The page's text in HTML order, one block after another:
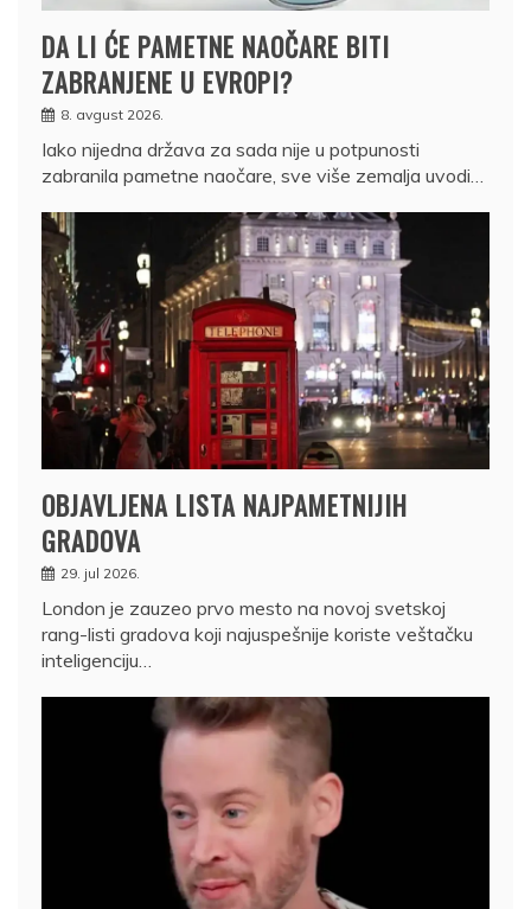
DA LI ĆE PAMETNE NAOČARE BITI
ZABRANJENE U EVROPI?
8. avgust 2026.
Iako nijedna država za sada nije u potpunosti
zabranila pametne naočare, sve više zemalja uvodi…
OBJAVLJENA LISTA NAJPAMETNIJIH
GRADOVA
29. jul 2026.
London je zauzeo prvo mesto na novoj svetskoj
rang-listi gradova koji najuspešnije koriste veštačku
inteligenciju…